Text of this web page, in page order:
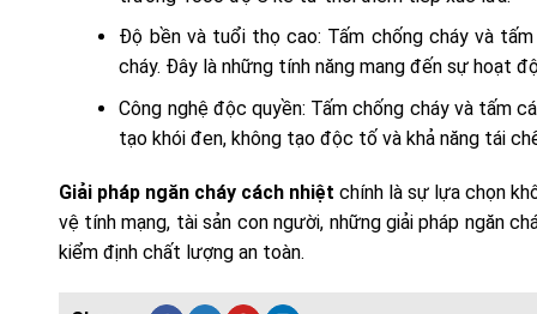
Độ bền và tuổi thọ cao: Tấm chống cháy và
cháy. Đây là những tính năng mang đến sự hoạt
Công nghệ độc quyền: Tấm chống cháy và tấm
tạo khói đen, không tạo độc tố và khả năng tái
Giải pháp ngăn cháy cách nhiệt chính là sự lựa chọn
vệ tính mạng, tài sản con người, những giải pháp ngăn
kiểm định chất lượng an toàn.